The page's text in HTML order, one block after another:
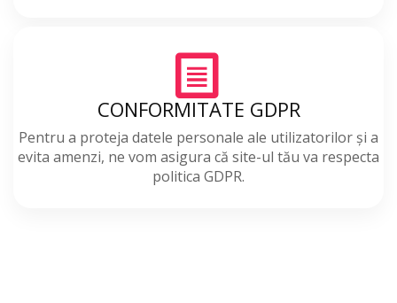
CONFORMITATE GDPR
Pentru a proteja datele personale ale utilizatorilor și a
evita amenzi, ne vom asigura că site-ul tău va respecta
politica GDPR.